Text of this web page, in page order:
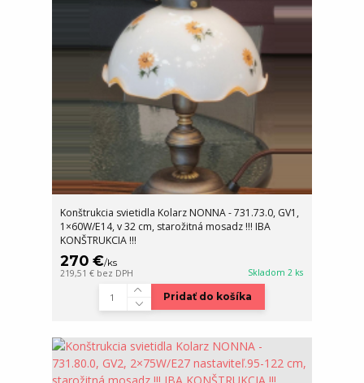
Konštrukcia svietidla Kolarz NONNA - 731.73.0, GV1,
1×60W/E14, v 32 cm, starožitná mosadz !!! IBA
KONŠTRUKCIA !!!
270 €/ks
219,51 € bez DPH Skladom 2 ks
Pridať do košíka